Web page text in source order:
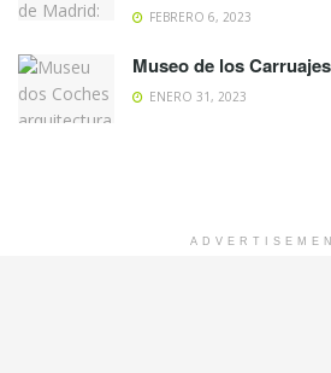
FEBRERO 6, 2023
Museo de los
ENERO 31, 2023